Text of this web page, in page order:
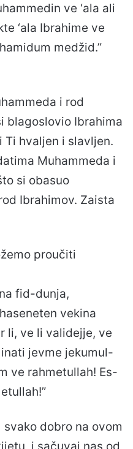
ve ‘ala ali
‘ala Ibrahime ve
medžid.”
i rod
blagoslovio Ibrahima
Ti hvaljen i slavljen.
Muhammeda i
si obasuo
Ibrahimov. Zaista
proučiti
fid-dunja,
vekina
li, ve li validejje, ve
jevme jekumul-
ve rahmetullah! Es-
dobro na ovom